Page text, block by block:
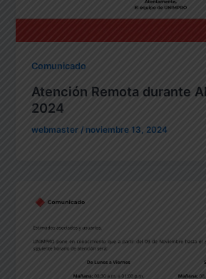
Comunicado
Atención Remota durante
2024
webmaster/ noviembre 13, 2024